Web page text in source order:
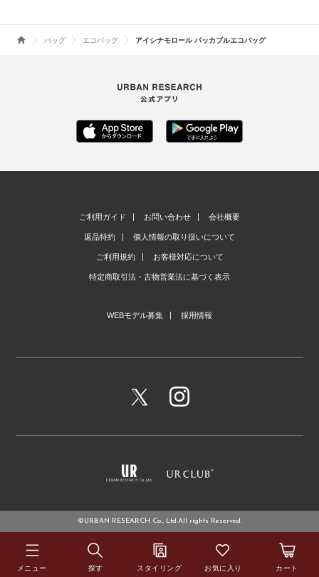
メニュー 探す スタイリング お気に入り カート
バッグ エコバッグ アイシナモロール パッカブルエコバッグ
ご利用ガイド お問い合わせ 会社概要
返品特約 個人情報の取り扱いについて
ご利用規約 お客様対応について
特定商取引法・古物営業法に基づく表示
WEBモデル募集 採用情報
©URBAN RESEARCH Co., Ltd.All rights Reserved.